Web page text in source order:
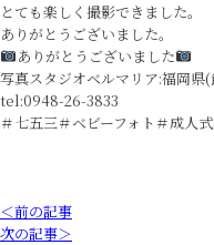
とても楽しく撮影できました。
ありがとうございました。
ありがとうございました
写真スタジオベルマリア:福岡県
tel:0948-26-3833
＃七五三＃ベビーフォト＃成人
＜前の記事
次の記事＞